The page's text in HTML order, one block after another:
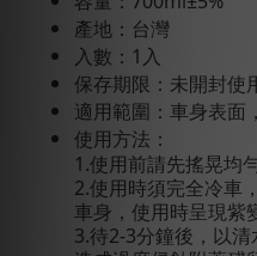
產地：台灣
入數：1入
保存期限：未開封使
適用範圍：車身表面
使用方法：
1.使用前請先搖晃均
2.使用時須完全冷車
車身，使用時呈現紫
3.待2-3分鐘後，以清